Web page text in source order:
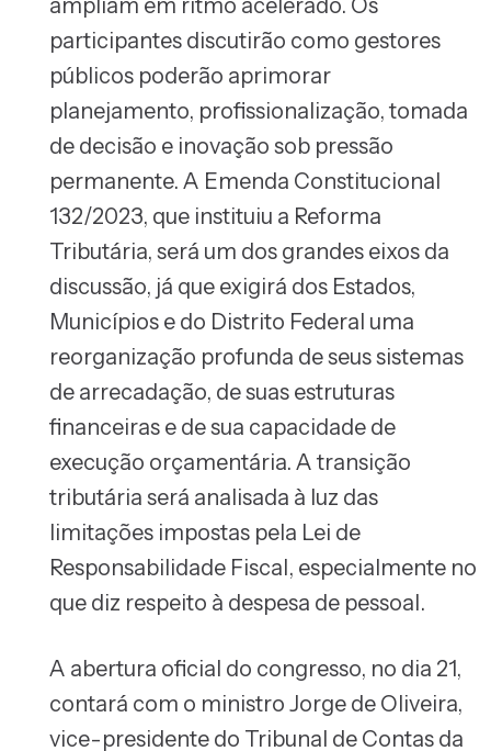
ampliam em ritmo acelerado. Os
participantes discutirão como gestores
públicos poderão aprimorar
planejamento, profissionalização, tomada
de decisão e inovação sob pressão
permanente. A Emenda Constitucional
132/2023, que instituiu a Reforma
Tributária, será um dos grandes eixos da
discussão, já que exigirá dos Estados,
Municípios e do Distrito Federal uma
reorganização profunda de seus sistemas
de arrecadação, de suas estruturas
financeiras e de sua capacidade de
execução orçamentária. A transição
tributária será analisada à luz das
limitações impostas pela Lei de
Responsabilidade Fiscal, especialmente no
que diz respeito à despesa de pessoal.
A abertura oficial do congresso, no dia 21,
contará com o ministro Jorge de Oliveira,
vice-presidente do Tribunal de Contas da